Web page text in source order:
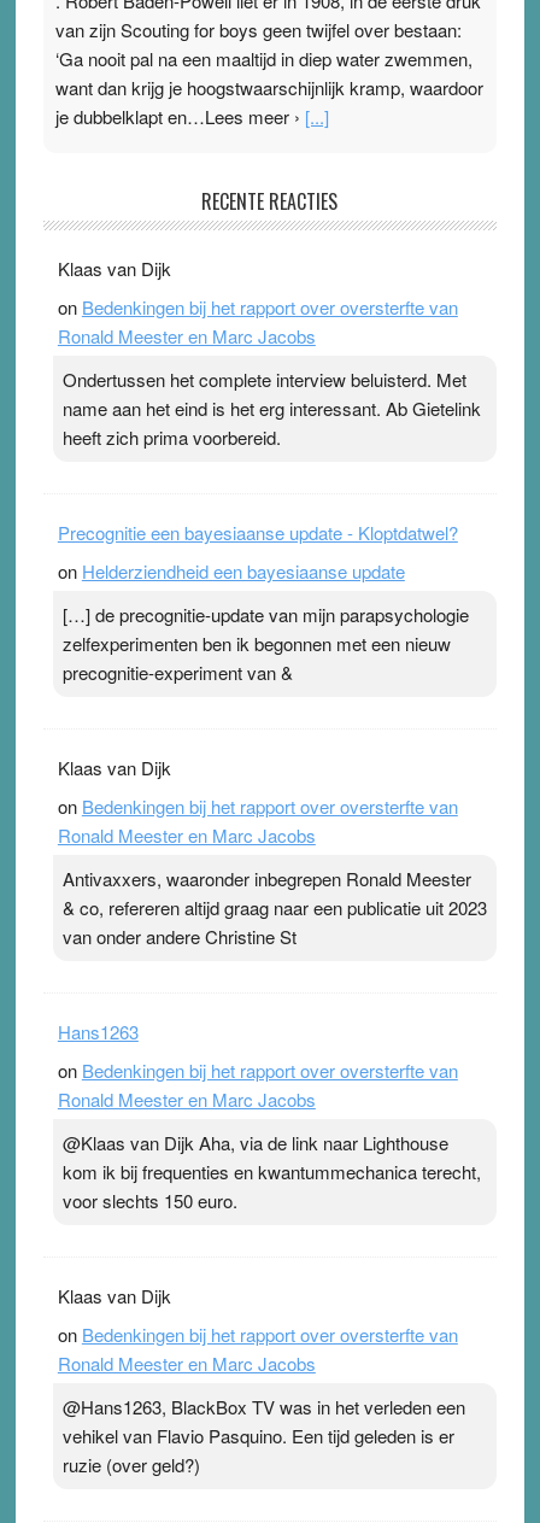
van zijn Scouting for boys geen twijfel over bestaan:
‘Ga nooit pal na een maaltijd in diep water zwemmen,
want dan krijg je hoogstwaarschijnlijk kramp, waardoor
je dubbelklapt en…Lees meer › [...]
Ward van Beek
topsporters. Ze hopen ermee hun hartslag te verlagen
terwijl ze meer zuurstof opnemen. Daarop heeft zo’n
pleister geen effect. Maar het gevoel ‘makkelijker te
Pleisterplakkers in de topspsort ›[...]
RECENTE REACTIES
Klaas van Dijk
on Bedenkingen bij het rapport over oversterfte van
Ronald Meester en Marc Jacobs
Ondertussen het complete interview beluisterd. Met
name aan het eind is het erg interessant. Ab Gietelink
heeft zich prima voorbereid.
Precognitie een bayesiaanse update - Kloptdatwel?
on Helderziendheid een bayesiaanse update
[…] de precognitie-update van mijn parapsychologie
zelfexperimenten ben ik begonnen met een nieuw
precognitie-experiment van &
Klaas van Dijk
on Bedenkingen bij het rapport over oversterfte van
Ronald Meester en Marc Jacobs
Antivaxxers, waaronder inbegrepen Ronald Meester
& co, refereren altijd graag naar een publicatie uit 2023
van onder andere Christine St
Hans1263
on Bedenkingen bij het rapport over oversterfte van
Ronald Meester en Marc Jacobs
@Klaas van Dijk Aha, via de link naar Lighthouse
kom ik bij frequenties en kwantummechanica terecht,
voor slechts 150 euro.
Klaas van Dijk
on Bedenkingen bij het rapport over oversterfte van
Ronald Meester en Marc Jacobs
@Hans1263, BlackBox TV was in het verleden een
vehikel van Flavio Pasquino. Een tijd geleden is er
ruzie (over geld?)